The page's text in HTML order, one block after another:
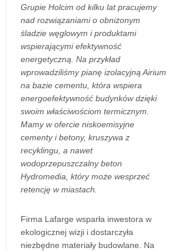
Grupie Holcim od kilku lat pracujemy
nad rozwiązaniami o obniżonym
śladzie węglowym i produktami
wspierającymi efektywność
energetyczną. Na przykład
wprowadziliśmy pianę izolacyjną Airium
na bazie cementu, która wspiera
energoefektywność budynków dzięki
swoim właściwościom termicznym.
Mamy w ofercie niskoemisyjne
cementy i betony, kruszywa z
recyklingu, a nawet
wodoprzepuszczalny beton
Hydromedia, który może wesprzeć
retencję w miastach.
Firma Lafarge wsparła inwestora w
ekologicznej wizji i dostarczyła
niezbędne materiały budowlane. Na